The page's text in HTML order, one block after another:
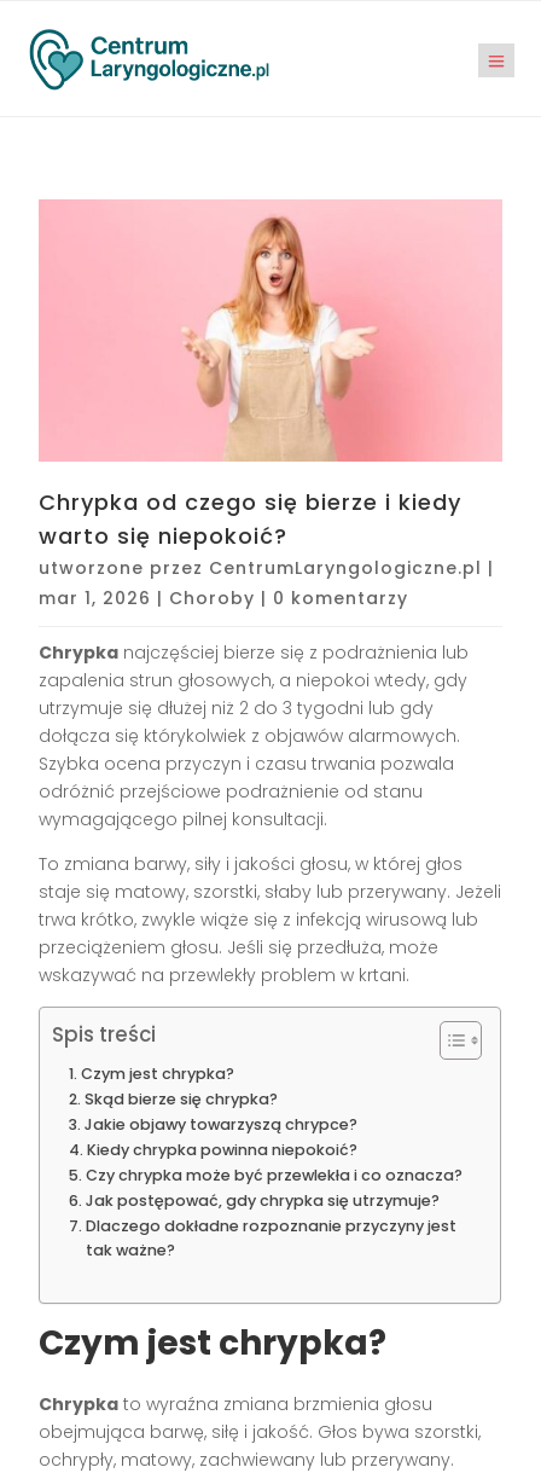
Chrypka od czego się bierze i kiedy
warto się niepokoić?
utworzone przez CentrumLaryngologiczne.pl |
mar 1, 2026 | Choroby | 0 komentarzy
Chrypka najczęściej bierze się z podrażnienia lub
zapalenia strun głosowych, a niepokoi wtedy, gdy
utrzymuje się dłużej niż 2 do 3 tygodni lub gdy
dołącza się którykolwiek z objawów alarmowych.
Szybka ocena przyczyn i czasu trwania pozwala
odróżnić przejściowe podrażnienie od stanu
wymagającego pilnej konsultacji.
To zmiana barwy, siły i jakości głosu, w której głos
staje się matowy, szorstki, słaby lub przerywany. Jeżeli
trwa krótko, zwykle wiąże się z infekcją wirusową lub
przeciążeniem głosu. Jeśli się przedłuża, może
wskazywać na przewlekły problem w krtani.
Spis treści
Czym jest chrypka?
Skąd bierze się chrypka?
Jakie objawy towarzyszą chrypce?
Kiedy chrypka powinna niepokoić?
Czy chrypka może być przewlekła i co oznacza?
Jak postępować, gdy chrypka się utrzymuje?
Dlaczego dokładne rozpoznanie przyczyny jest
tak ważne?
Czym jest chrypka?
Chrypka to wyraźna zmiana brzmienia głosu
obejmująca barwę, siłę i jakość. Głos bywa szorstki,
ochrypły, matowy, zachwiewany lub przerywany.